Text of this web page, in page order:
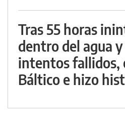
Tras 55 horas
dentro del agua
intentos fallidos,
Báltico e hizo